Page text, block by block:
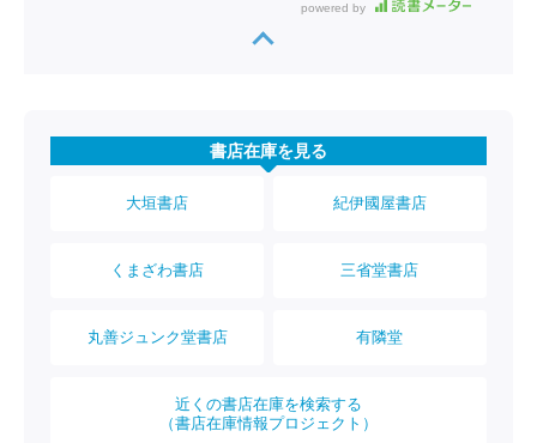
powered by
書店在庫を見る
大垣書店 紀伊國屋書店
くまざわ書店 三省堂書店
丸善ジュンク堂書店 有隣堂
近くの書店在庫を検索する
（書店在庫情報プロジェクト）